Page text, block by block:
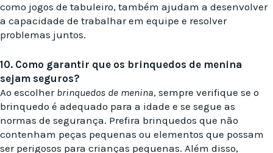
como jogos de tabuleiro, também ajudam a desenvolver
a capacidade de trabalhar em equipe e resolver
problemas juntos.
10. Como garantir que os brinquedos de menina
sejam seguros?
Ao escolher brinquedos de menina, sempre verifique se o
brinquedo é adequado para a idade e se segue as
normas de segurança. Prefira brinquedos que não
contenham peças pequenas ou elementos que possam
ser perigosos para crianças pequenas. Além disso,